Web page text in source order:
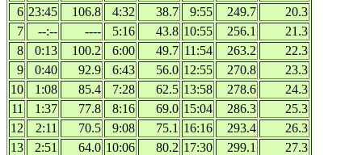
6 23:45 106.8 4:32 38.7 9:55 249.7
20.3
7
--:-- ---- 5:16 43.8 10:55 256.1
21.3
8
0:13 100.2 6:00 49.7 11:54 263.2
22.3
9
0:40 92.9 6:43 56.0 12:55 270.8
23.3
10
1:08 85.4 7:28 62.5 13:58 278.6
24.3
11
1:37 77.8 8:16 69.0 15:04 286.3
25.3
12
2:11 70.5 9:08 75.1 16:16 293.4
26.3
13
2:51 64.0 10:06 80.2 17:30 299.1
27.3